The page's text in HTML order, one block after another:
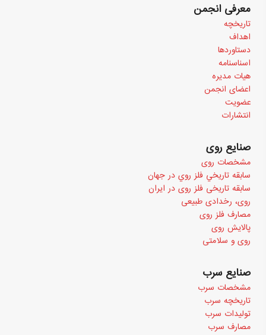
معرفی انجمن
تاریخچه
اهداف
دستاوردها
اسناسنامه
هیات مدیره
اعضای انجمن
عضویت
انتشارات
صنایع روی
مشخصات روی
سابقه تاريخي فلز روي در جهان
سابقه تاریخی فلز روی در ایران
روی، رخدادی طبیعی
مصارف فلز روی
پالایش روی
روی و سلامتی
صنایع سرب
مشخصات سرب
تاریخچه سرب
تولیدات سرب
مصارف سرب